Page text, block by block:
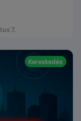
7.
Kereskedés